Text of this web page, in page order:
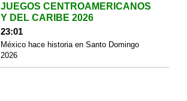
JUEGOS CENTROAMERICANOS
Y DEL CARIBE 2026
23:01
México hace historia en Santo Domingo
2026